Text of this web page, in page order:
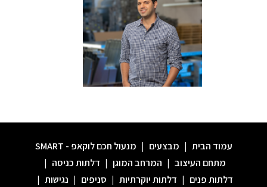
עמוד הבית | מבצעים | מנעול חכם לוקאפ - SMART
מתחם העיצוב | המרחב המוגן | דלתות כניסה |
דלתות פנים | דלתות יוקרתיות | סניפים | נגישות |